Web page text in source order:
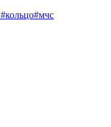
#кольцо#мчс